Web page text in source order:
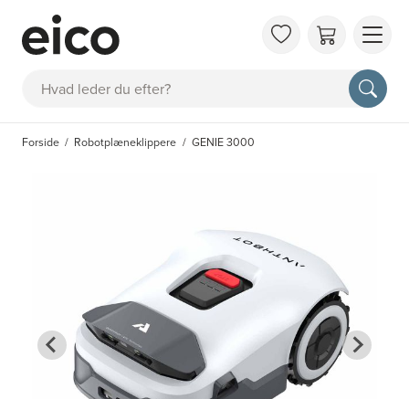
Søg
OM
FAQ
Forside Robotplæneklippere GENIE 3000